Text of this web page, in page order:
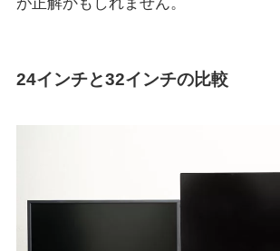
24インチと32インチの比較